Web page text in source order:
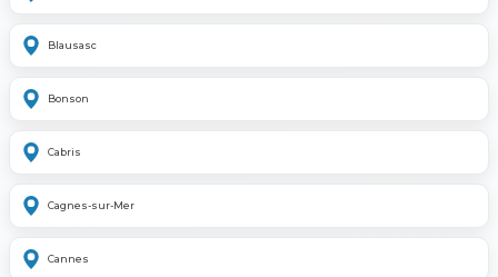
Blausasc
Bonson
Cabris
Cagnes-sur-Mer
Cannes